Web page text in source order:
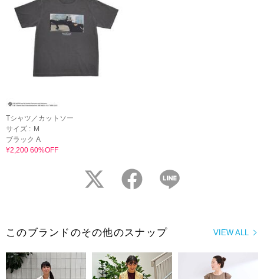
Tシャツ／カットソー
サイズ : M
ブラック A
¥2,200 60%OFF
twitter facebook
VIEW ALL
このブランドのその他のスナップ